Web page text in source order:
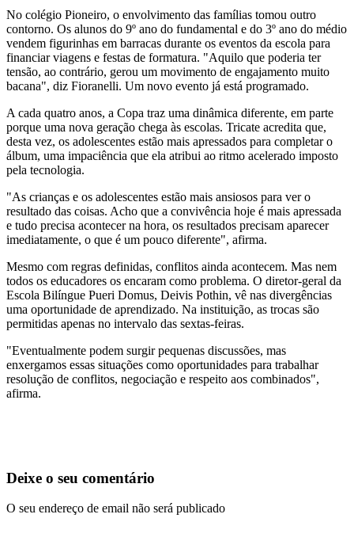
No colégio Pioneiro, o envolvimento das famílias tomou outro
contorno. Os alunos do 9º ano do fundamental e do 3º ano do médio
vendem figurinhas em barracas durante os eventos da escola para
financiar viagens e festas de formatura. "Aquilo que poderia ter
tensão, ao contrário, gerou um movimento de engajamento muito
bacana", diz Fioranelli. Um novo evento já está programado.
A cada quatro anos, a Copa traz uma dinâmica diferente, em parte
porque uma nova geração chega às escolas. Tricate acredita que,
desta vez, os adolescentes estão mais apressados para completar o
álbum, uma impaciência que ela atribui ao ritmo acelerado imposto
pela tecnologia.
"As crianças e os adolescentes estão mais ansiosos para ver o
resultado das coisas. Acho que a convivência hoje é mais apressada
e tudo precisa acontecer na hora, os resultados precisam aparecer
imediatamente, o que é um pouco diferente", afirma.
Mesmo com regras definidas, conflitos ainda acontecem. Mas nem
todos os educadores os encaram como problema. O diretor-geral da
Escola Bilíngue Pueri Domus, Deivis Pothin, vê nas divergências
uma oportunidade de aprendizado. Na instituição, as trocas são
permitidas apenas no intervalo das sextas-feiras.
"Eventualmente podem surgir pequenas discussões, mas
enxergamos essas situações como oportunidades para trabalhar
resolução de conflitos, negociação e respeito aos combinados",
afirma.
Deixe o seu comentário
O seu endereço de email não será publicado